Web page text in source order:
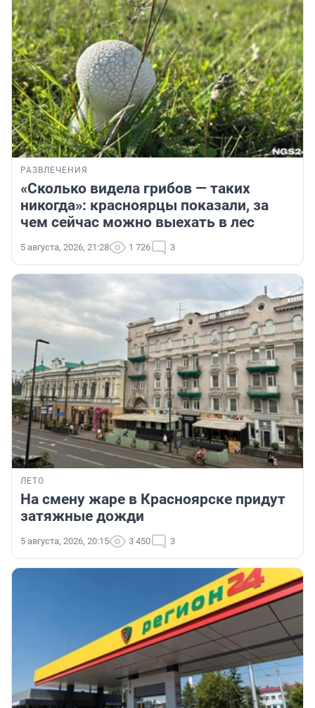
РАЗВЛЕЧЕНИЯ
«Сколько видела грибов — таких
никогда»: красноярцы показали, за
чем сейчас можно выехать в лес
5 августа, 2026, 21:28 1 726 3
ЛЕТО
На смену жаре в Красноярске придут
затяжные дожди
5 августа, 2026, 20:15 3 450 3